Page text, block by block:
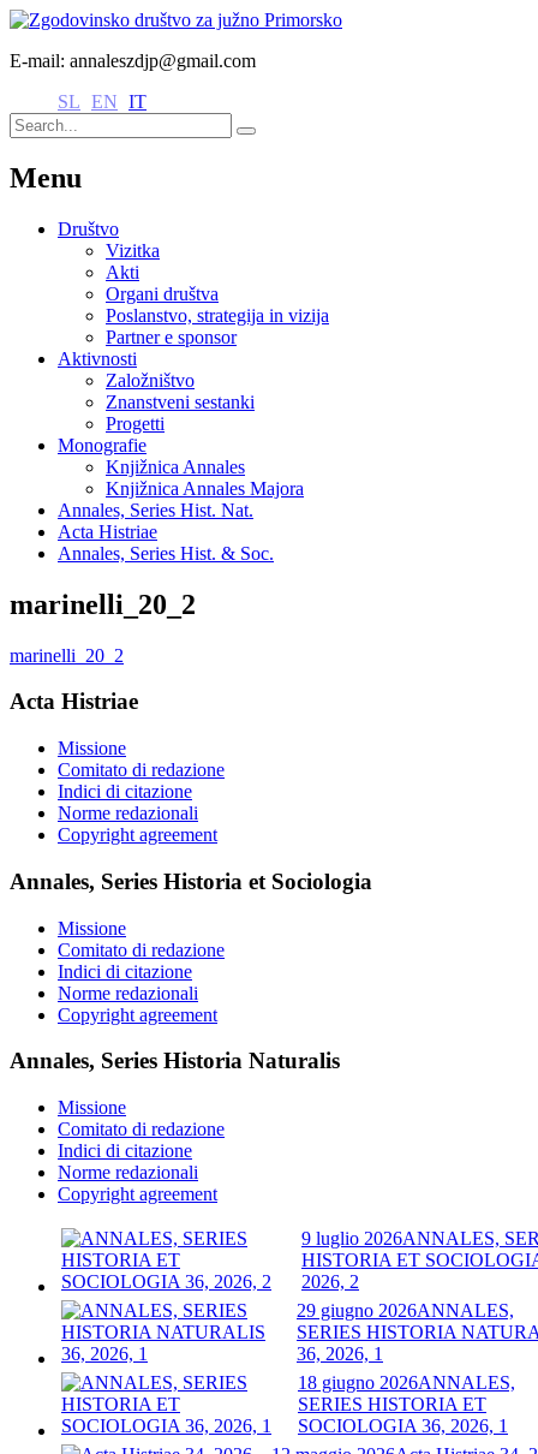
E-mail: annaleszdjp@gmail.com
SL EN IT
Menu
Društvo
Vizitka
Akti
Organi društva
Poslanstvo, strategija in vizija
Partner e sponsor
Aktivnosti
Založništvo
Znanstveni sestanki
Progetti
Monografie
Knjižnica Annales
Knjižnica Annales Majora
Annales, Series Hist. Nat.
Acta Histriae
Annales, Series Hist. & Soc.
marinelli_20_2
marinelli_20_2
Acta Histriae
Missione
Comitato di redazione
Indici di citazione
Norme redazionali
Copyright agreement
Annales, Series Historia et Sociologia
Missione
Comitato di redazione
Indici di citazione
Norme redazionali
Copyright agreement
Annales, Series Historia Naturalis
Missione
Comitato di redazione
Indici di citazione
Norme redazionali
Copyright agreement
9 luglio 2026ANNALES,
HISTORIA ET
2026, 2
29 giugno 2026ANNALES,
SERIES HISTORIA
36, 2026, 1
18 giugno 2026ANNALES,
SERIES HISTORIA ET
SOCIOLOGIA 36, 2026, 1